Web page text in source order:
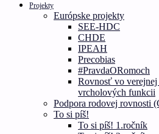
Projekty
Európske projekty
SEE-HDC
CHDE
IPEAH
Precobias
#PravdaORomoch
Rovnosť vo verejnej
vrcholových funkcii
Podpora rodovej rovnosti
To si píš!
To si píš! 1.ročník